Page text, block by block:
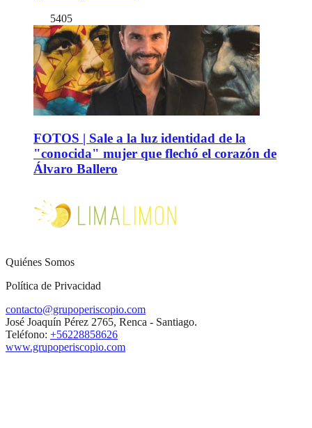
5405
FOTOS | Sale a la luz identidad de la
"conocida" mujer que flechó el corazón de
Álvaro Ballero
Quiénes Somos
Política de Privacidad
contacto@grupoperiscopio.com
José Joaquín Pérez 2765, Renca - Santiago.
Teléfono: +56228858626
www.grupoperiscopio.com